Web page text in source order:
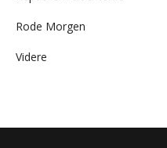
Rode Morgen
Videre